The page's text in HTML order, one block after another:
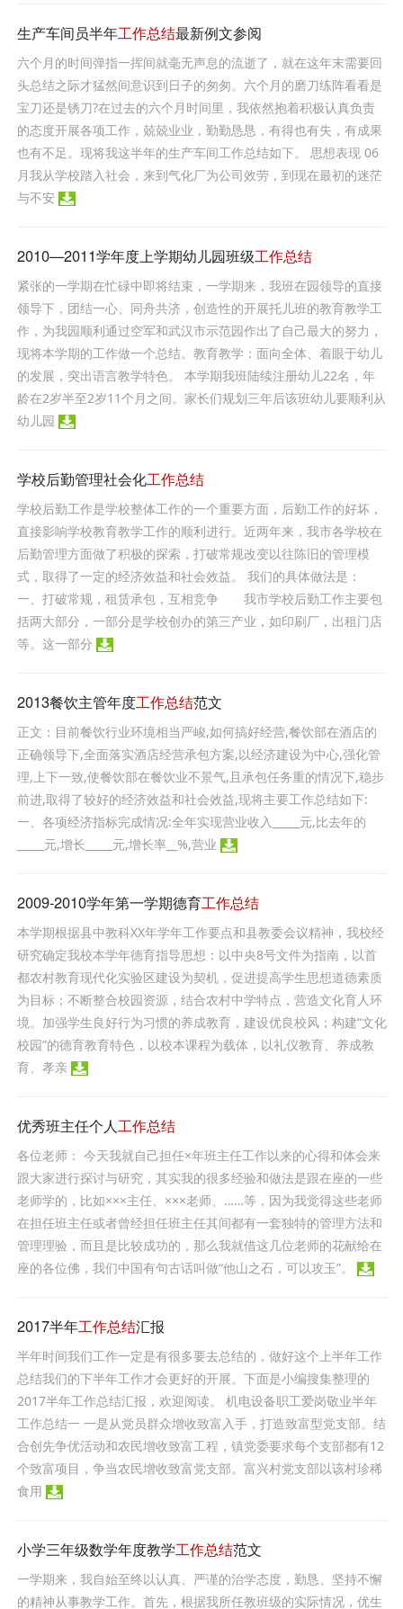
生产车间员半年工作总结最新例文参阅
六个月的时间弹指一挥间就毫无声息的流逝了，就在这年末需要回
头总结之际才猛然间意识到日子的匆匆。六个月的磨刀练阵看看是
宝刀还是锈刀?在过去的六个月时间里，我依然抱着积极认真负责
的态度开展各项工作，兢兢业业，勤勤恳恳，有得也有失，有成果
也有不足。现将我这半年的生产车间工作总结如下。 思想表现 06
月我从学校踏入社会，来到气化厂为公司效劳，到现在最初的迷茫
与不安
2010—2011学年度上学期幼儿园班级工作总结
紧张的一学期在忙碌中即将结束，一学期来，我班在园领导的直接
领导下，团结一心、同舟共济，创造性的开展托儿班的教育教学工
作，为我园顺利通过空军和武汉市示范园作出了自己最大的努力，
现将本学期的工作做一个总结。教育教学：面向全体、着眼于幼儿
的发展，突出语言教学特色。 本学期我班陆续注册幼儿22名，年
龄在2岁半至2岁11个月之间。家长们规划三年后该班幼儿要顺利从
幼儿园
学校后勤管理社会化工作总结
学校后勤工作是学校整体工作的一个重要方面，后勤工作的好坏，
直接影响学校教育教学工作的顺利进行。近两年来，我市各学校在
后勤管理方面做了积极的探索，打破常规改变以往陈旧的管理模
式，取得了一定的经济效益和社会效益。 我们的具体做法是：
一、打破常规，租赁承包，互相竞争 我市学校后勤工作主要包
括两大部分，一部分是学校创办的第三产业，如印刷厂，出租门店
等。这一部分
2013餐饮主管年度工作总结范文
正文：目前餐饮行业环境相当严峻,如何搞好经营,餐饮部在酒店的
正确领导下,全面落实酒店经营承包方案,以经济建设为中心,强化管
理,上下一致,使餐饮部在餐饮业不景气,且承包任务重的情况下,稳步
前进,取得了较好的经济效益和社会效益,现将主要工作总结如下:
一、各项经济指标完成情况:全年实现营业收入_____元,比去年的
_____元,增长_____元,增长率__%,营业
2009-2010学年第一学期德育工作总结
本学期根据县中教科XX年学年工作要点和县教委会议精神，我校经
研究确定我校本学年德育指导思想：以中央8号文件为指南，以首
都农村教育现代化实验区建设为契机，促进提高学生思想道德素质
为目标；不断整合校园资源，结合农村中学特点，营造文化育人环
境。加强学生良好行为习惯的养成教育，建设优良校风；构建“文化
校园”的德育教育特色，以校本课程为载体，以礼仪教育、养成教
育、孝亲
优秀班主任个人工作总结
各位老师： 今天我就自己担任×年班主任工作以来的心得和体会来
跟大家进行探讨与研究，其实我的很多经验和做法是跟在座的一些
老师学的，比如×××主任、×××老师、……等，因为我觉得这些老师
在担任班主任或者曾经担任班主任其间都有一套独特的管理方法和
管理理验，而且是比较成功的，那么我就借这几位老师的花献给在
座的各位佛，我们中国有句古话叫做“他山之石，可以攻玉”。
2017半年工作总结汇报
半年时间我们工作一定是有很多要去总结的，做好这个上半年工作
总结我们的下半年工作才会更好的开展。下面是小编搜集整理的
2017半年工作总结汇报，欢迎阅读。 机电设备职工爱岗敬业半年
工作总结一 一是从党员群众增收致富入手，打造致富型党支部。结
合创先争优活动和农民增收致富工程，镇党委要求每个支部都有12
个致富项目，争当农民增收致富党支部。富兴村党支部以该村珍稀
食用
小学三年级数学年度教学工作总结范文
一学期来，我自始至终以认真、严谨的治学态度，勤恳、坚持不懈
的精神从事教学工作。首先，根据我所任教班级的实际情况，优生